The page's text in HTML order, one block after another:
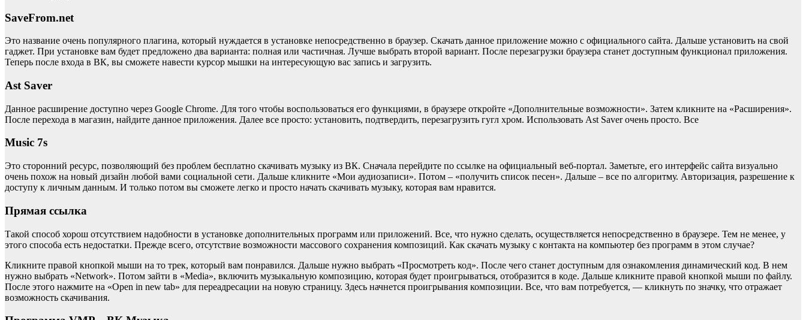
SaveFrom.net
Это название очень популярного плагина, который нуждается в установке непосредственно в браузер. Скачать данное приложение можно с официального сайта. Дальше установить на свой
гаджет. При установке вам будет предложено два варианта: полная или частичная. Лучше выбрать второй вариант. После перезагрузки браузера станет доступным функционал приложения.
Теперь после входа в ВК, вы сможете навести курсор мышки на интересующую вас запись и загрузить.
Ast Saver
Данное расширение доступно через Google Chrome. Для того чтобы воспользоваться его функциями, в браузере откройте «Дополнительные возможности». Затем кликните на «Расширения».
После перехода в магазин, найдите данное приложения. Далее все просто: установить, подтвердить, перезагрузить гугл хром. Использовать Ast Saver очень просто. Все
Music 7s
Это сторонний ресурс, позволяющий без проблем бесплатно скачивать музыку из ВК. Сначала перейдите по ссылке на официальный веб-портал. Заметьте, его интерфейс сайта визуально
очень похож на новый дизайн любой вами социальной сети. Дальше кликните «Мои аудиозаписи». Потом – «получить список песен». Дальше – все по алгоритму. Авторизация, разрешение к
доступу к личным данным. И только потом вы сможете легко и просто начать скачивать музыку, которая вам нравится.
Прямая ссылка
Такой способ хорош отсутствием надобности в установке дополнительных программ или приложений. Все, что нужно сделать, осуществляется непосредственно в браузере. Тем не менее, у
этого способа есть недостатки. Прежде всего, отсутствие возможности массового сохранения композиций. Как скачать музыку с контакта на компьютер без программ в этом случае?
Кликните правой кнопкой мыши на то трек, который вам понравился. Дальше нужно выбрать «Просмотреть код». После чего станет доступным для ознакомления динамический код. В нем
нужно выбрать «Network». Потом зайти в «Media», включить музыкальную композицию, которая будет проигрываться, отобразится в коде. Дальше кликните правой кнопкой мыши по файлу.
После этого нажмите на «Open in new tab» для переадресации на новую страницу. Здесь начнется проигрывания композиции. Все, что вам потребуется, — кликнуть по значку, что отражает
возможность скачивания.